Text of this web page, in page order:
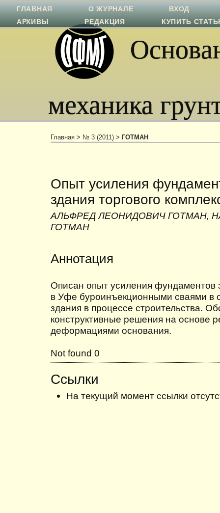
механика
ГЛАВНАЯ О ЖУРНАЛЕ
ВХОД
АРХИВЫ
РЕДАКЦИЯ КУПИТЬ
Главная > № 3 (2011) > ГОТМАН
Опыт усиления
здания торгового
АЛЬФРЕД ЛЕОНИДОВИЧ ГОТМАН,
ГОТМАН
Аннотация
Описан опыт усиления фундаментов
в Уфе буроинъекционными сваями в
здания в процессе строительства.
конструктивные решения на основе
деформациями основания.
Not found 0
Ссылки
На текущий момент ссылки